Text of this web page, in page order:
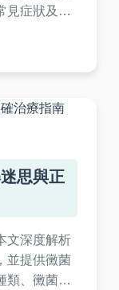
見症狀及
思與正
文深度解析
並提供黴菌
類、黴菌感